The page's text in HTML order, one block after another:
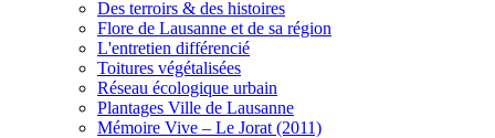
Des terroirs & des histoires
Flore de Lausanne et de sa région
L'entretien différencié
Toitures végétalisées
Réseau écologique urbain
Plantages Ville de Lausanne
Mémoire Vive – Le Jorat (2011)